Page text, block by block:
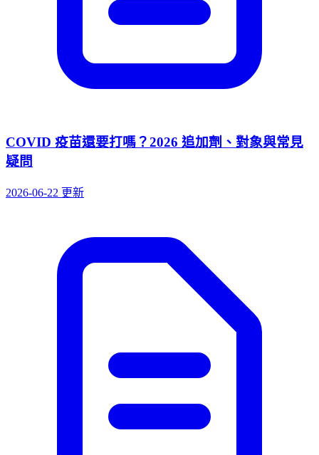
COVID 疫苗還要打嗎？2026 追加劑、對象與常見
疑問
2026-06-22 更新